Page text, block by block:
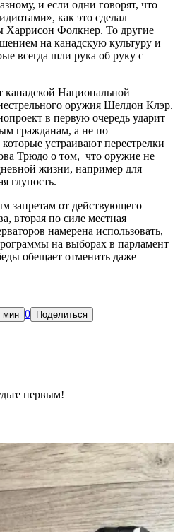
и если одни говорят, что
как это сделал
Харрисон Фолкнер. То другие
на канадскую культуру и
всегда шли рука об руку с
канадской Национальной
оружия Шелдон Клэр.
в первую очередь ударит
гражданам, а не по
устраивают перестрелки
Трюдо о том, что оружие не
жизни, например для
глупость.
запретам от действующего
вторая по силе местная
намерена использовать,
на выборах в парламент
обещает отменить даже
мин 0
Поделиться
первым!